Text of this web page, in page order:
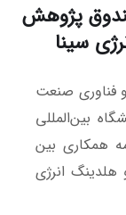
پژوهش
سینا
فناوری صنعت
بین‌المللی
همکاری بین
انرژی